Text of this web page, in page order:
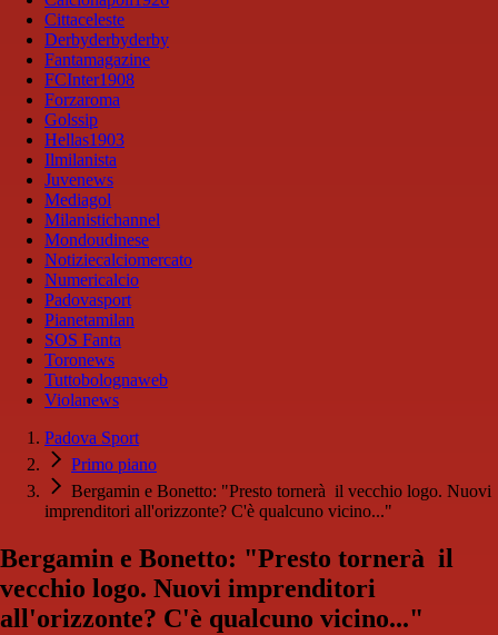
Cittaceleste
Derbyderbyderby
Fantamagazine
FCInter1908
Forzaroma
Golssip
Hellas1903
Ilmilanista
Juvenews
Mediagol
Milanistichannel
Mondoudinese
Notiziecalciomercato
Numericalcio
Padovasport
Pianetamilan
SOS Fanta
Toronews
Tuttobolognaweb
Violanews
Padova Sport
Primo piano
Bergamin e Bonetto: "Presto tornerà il vecchio logo. Nuovi
imprenditori all'orizzonte? C'è qualcuno vicino..."
Bergamin e Bonetto: "Presto tornerà il
vecchio logo. Nuovi imprenditori
all'orizzonte? C'è qualcuno vicino..."